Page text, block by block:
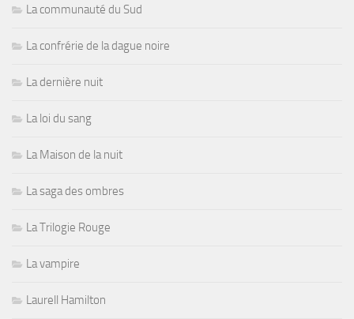
La communauté du Sud
La confrérie de la dague noire
La dernière nuit
La loi du sang
La Maison de la nuit
La saga des ombres
La Trilogie Rouge
La vampire
Laurell Hamilton